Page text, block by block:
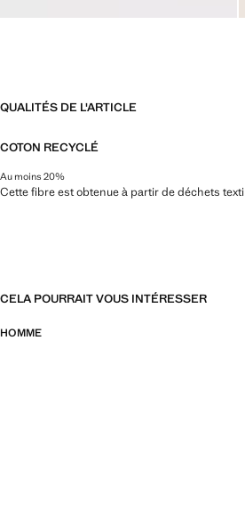
QUALITÉS DE L'ARTICLE
COTON RECYCLÉ
Au moins 20%
Cette fibre est obtenue à partir de déchets
CELA POURRAIT VOUS INTÉRESSER
HOMME